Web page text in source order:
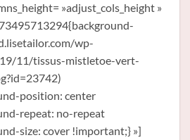
»adjust_cols_height »
wp-
11/tissus-mistletoe-vert-
position: center
repeat: no-repeat
size: cover !important;} »]